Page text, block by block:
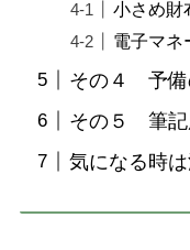
小さめ財
電子マネ
その４ 予備
その５ 筆記
気になる時